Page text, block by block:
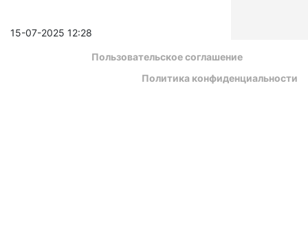
15-07-2025 12:28
Пользовательское соглашение
Политика конфиденциальности